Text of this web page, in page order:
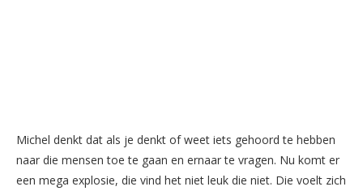
Michel denkt dat als je denkt of weet iets gehoord te hebben
naar die mensen toe te gaan en ernaar te vragen. Nu komt er
een mega explosie, die vind het niet leuk die niet. Die voelt zich